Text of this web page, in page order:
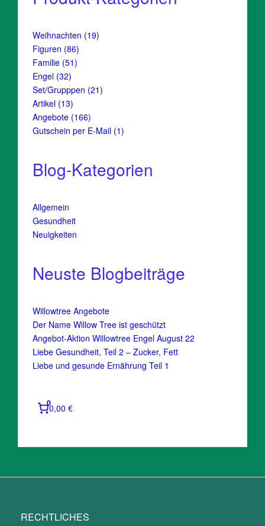
Weihnachten 1919
Figuren 8686
Produkte
Familie 5151
Engel 3232
Produkte
Set/Grupppen 2121
Artikel 1313
Produkte
Angebote 166166
Produkte
Gutschein per E-Mail 11
Blog-Kategorien
Allgemein
Gesundheit
Neuigkeiten
Neuste Blogbeiträge
Willowtree Angebote
Der Name Willow Tree ist geschützt
Angebot-Aktion Willowtree Engel August 22
Liebe Gesundheit, Teil 2 – Zucker, Fett
Liebe und gesunde Ernährung Teil 1
00,00 €
RECHTLICHES